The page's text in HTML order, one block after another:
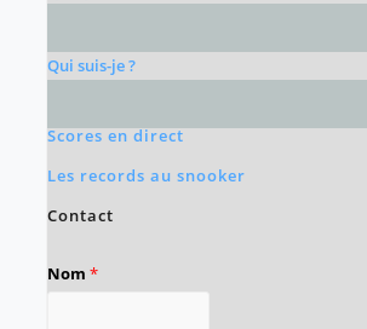
Qui suis-je ?
Scores en direct
Les records au snooker
Contact
Nom *